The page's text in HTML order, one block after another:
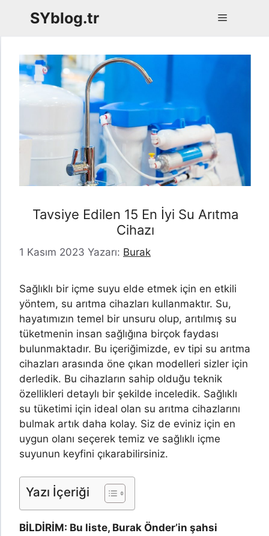
SYblog.tr Menü
Tavsiye Edilen 15 En İyi Su Arıtma
Cihazı
1 Kasım 2023 Yazarı: Burak
Sağlıklı bir içme suyu elde etmek için en etkili
yöntem, su arıtma cihazları kullanmaktır. Su,
hayatımızın temel bir unsuru olup, arıtılmış su
tüketmenin insan sağlığına birçok faydası
bulunmaktadır. Bu içeriğimizde, ev tipi su arıtma
cihazları arasında öne çıkan modelleri sizler için
derledik. Bu cihazların sahip olduğu teknik
özellikleri detaylı bir şekilde inceledik. Sağlıklı
su tüketimi için ideal olan su arıtma cihazlarını
bulmak artık daha kolay. Siz de eviniz için en
uygun olanı seçerek temiz ve sağlıklı içme
suyunun keyfini çıkarabilirsiniz.
Yazı İçeriği
BİLDİRİM: Bu liste, Burak Önder’in şahsi